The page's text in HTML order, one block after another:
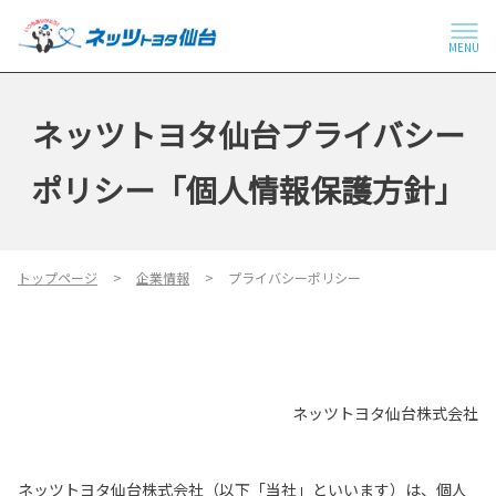
MENU
ネッツトヨタ仙台プライバシー
ポリシー「個人情報保護方針」
トップページ 企業情報 プライバシーポリシー
ネッツトヨタ仙台株式会社
ネッツトヨタ仙台株式会社（以下「当社」といいます）は、個人